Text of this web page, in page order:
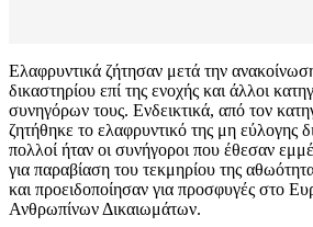
Ελαφρυντικά ζήτησαν μετά την
δικαστηρίου επί της ενοχής και άλλοι
συνηγόρων τους. Ενδεικτικά, από τον
ζητήθηκε το ελαφρυντικό της μη εύλογης
πολλοί ήταν οι συνήγοροι που έθεσαν
για παραβίαση του τεκμηρίου της
και προειδοποίησαν για προσφυγές στο
Ανθρωπίνων Δικαιωμάτων.